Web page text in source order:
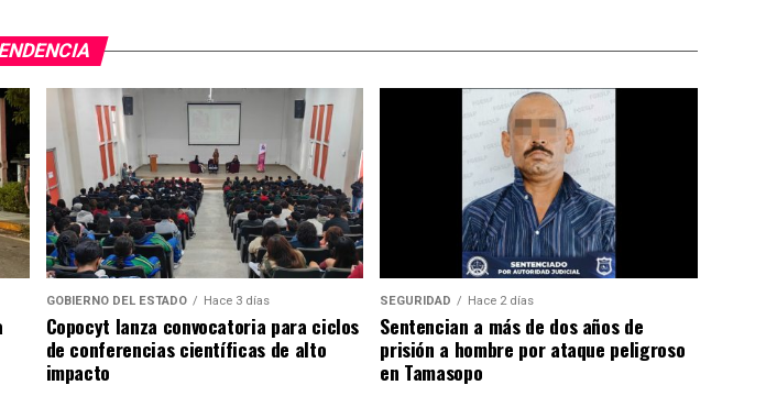
GOBIERNO DEL ESTADO Hace 3 días
Copocyt lanza convocatoria para ciclos
de conferencias científicas de alto
impacto
SEGURIDAD Hace 2 días
Sentencian a más de dos años de
prisión a hombre por ataque peligroso
en Tamasopo